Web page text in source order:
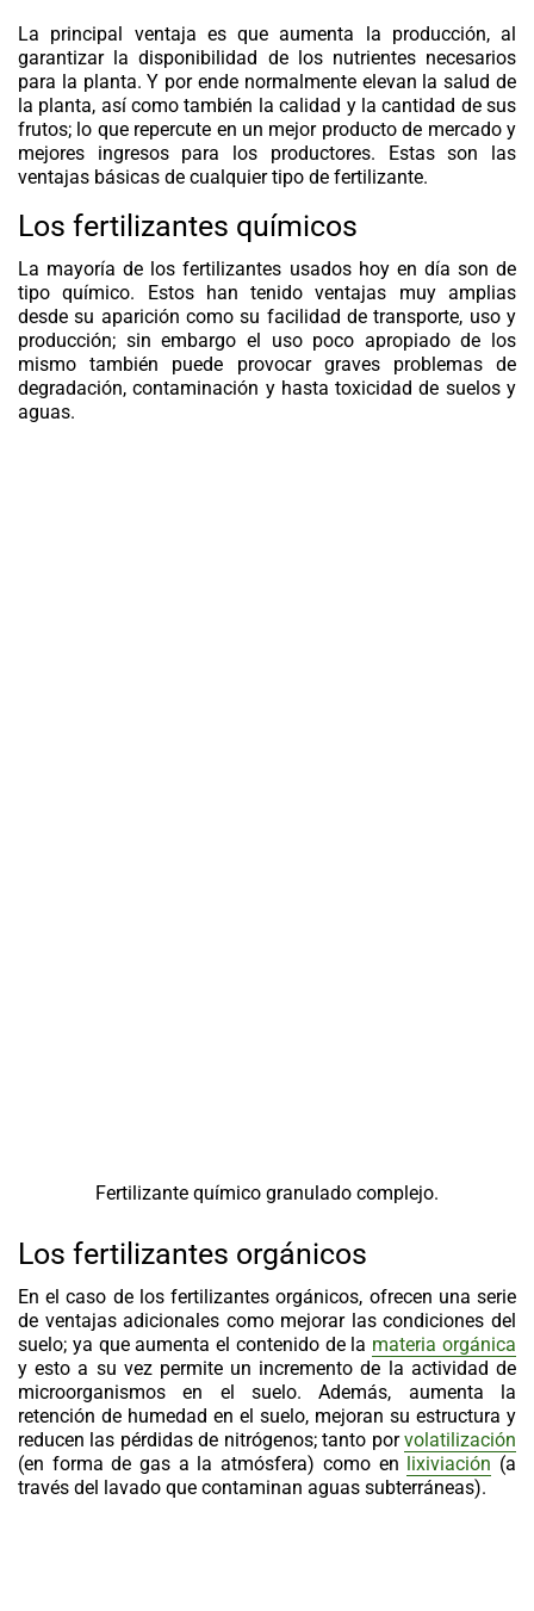
La principal ventaja es que aumenta la producción, al
garantizar la disponibilidad de los nutrientes necesarios
para la planta. Y por ende normalmente elevan la salud de
la planta, así como también la calidad y la cantidad de sus
frutos; lo que repercute en un mejor producto de mercado y
mejores ingresos para los productores. Estas son las
ventajas básicas de cualquier tipo de fertilizante.
Los fertilizantes químicos
La mayoría de los fertilizantes usados hoy en día son de
tipo químico. Estos han tenido ventajas muy amplias
desde su aparición como su facilidad de transporte, uso y
producción; sin embargo el uso poco apropiado de los
mismo también puede provocar graves problemas de
degradación, contaminación y hasta toxicidad de suelos y
aguas.
Fertilizante químico granulado complejo.
Los fertilizantes orgánicos
En el caso de los fertilizantes orgánicos, ofrecen una serie
de ventajas adicionales como mejorar las condiciones del
suelo; ya que aumenta el contenido de la materia orgánica
y esto a su vez permite un incremento de la actividad de
microorganismos en el suelo. Además, aumenta la
retención de humedad en el suelo, mejoran su estructura y
reducen las pérdidas de nitrógenos; tanto porvolatilización
(en forma de gas a la atmósfera) como en
lixiviación (a
través del lavado que contaminan aguas subterráneas).